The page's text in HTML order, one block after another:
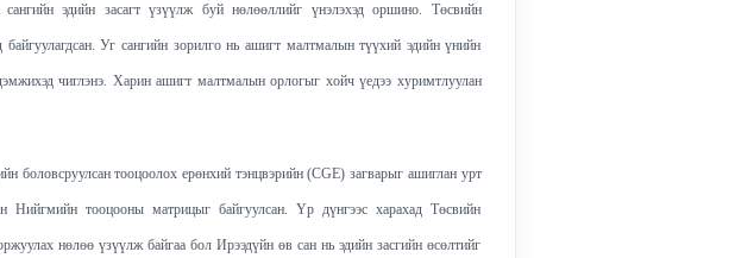
эдийн засагт үзүүлж буй нөлөөллийг үнэлэхэд оршино. Төсвийн
Уг сангийн зорилго нь ашигт малтмалын түүхий эдийн үнийн
чиглэнэ. Харин ашигт малтмалын орлогыг хойч үедээ хуримтлуулан
боловсруулсан тооцоолох ерөнхий тэнцвэрийн (CGE) загварыг ашиглан урт
тооцооны матрицыг байгуулсан. Үр дүнгээс харахад Төсвийн
нөлөө үзүүлж байгаа бол Ирээдүйн өв сан нь эдийн засгийн өсөлтийг